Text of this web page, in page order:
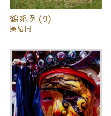
鶴系列(9)
吳紹同